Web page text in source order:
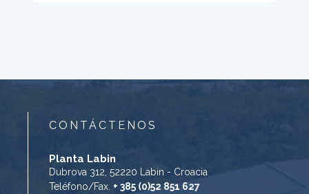
CONTÁCTENOS
Planta Labin
Dubrova 312, 52220 Labin - Croacia
Teléfono/Fax. + 385 (0)52 851 627